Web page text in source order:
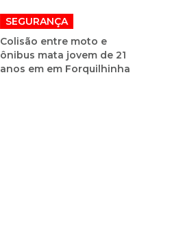
SEGURANÇA
Colisão entre moto e
ônibus mata jovem de 21
anos em em Forquilhinha